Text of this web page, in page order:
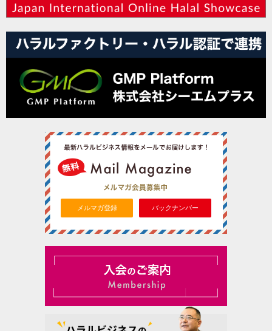
メルマガ登録 バックナンバー